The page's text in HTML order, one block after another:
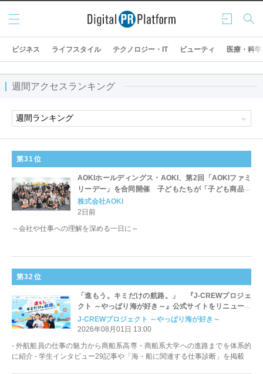
ログ
イン
検索
メニ
ュー
ビジネス ライフスタイル テクノロジー・IT ビューティ 医療・科学
週間アクセスランキング
第31位
AOKIホールディングス・AOKI、第2回「AOKIファミ
リーデー」を合同開催 子どもたちが「子ども商品開
発部長」に就任！未来のスーツを企画・発表
株式会社AOKI
2日前
～会社や仕事への理解を深める一日に～
第32位
「進もう。キミだけの航路。」 『J-CREWプロジェ
クト ～やっぱり海が好き～』公式サイトをリニューア
ル
J-CREWプロジェクト ～やっぱり海が好き～
2026年08月01日 13:00
- 外航船員の仕事の魅力から商船系高専・商船系大学への進路までを体系的
に紹介 - 学生インタビュー29記事や「海・船に関連する仕事診断」を掲載